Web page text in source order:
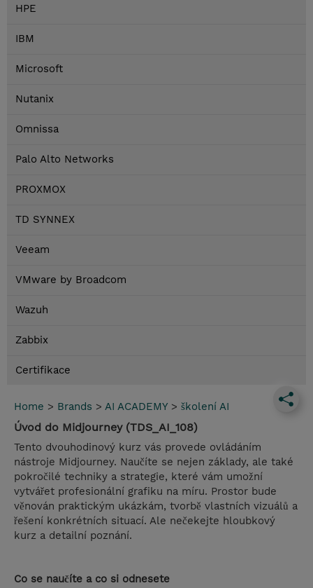
HPE
IBM
Microsoft
Nutanix
Omnissa
Palo Alto Networks
PROXMOX
TD SYNNEX
Veeam
VMware by Broadcom
Wazuh
Zabbix
Certifikace
Home > Brands > AI ACADEMY > školení AI
Úvod do Midjourney (TDS_AI_108)
Tento dvouhodinový kurz vás provede ovládáním
nástroje Midjourney. Naučíte se nejen základy, ale také
pokročilé techniky a strategie, které vám umožní
vytvářet profesionální grafiku na míru. Prostor bude
věnován praktickým ukázkám, tvorbě vlastních vizuálů a
řešení konkrétních situací. Ale nečekejte hloubkový
kurz a detailní poznání.
Co se naučíte a co si odnesete